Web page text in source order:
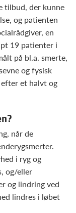
tilbud, der kunne
og patienten
en
19 patienter i
på bl.a. smerte,
og fysisk
et halvt og
når de
i ryg og
og/eller
og lindring ved
lindres i løbet